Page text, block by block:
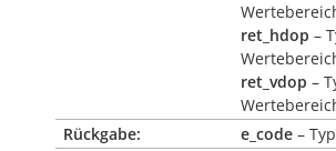
ret_hdop –
ret_vdop –
Rückgabe:
e_code –